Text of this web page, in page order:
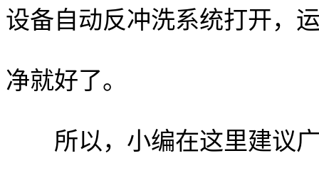
设备自动反冲洗系统打开，
净就好了。
所以，小编在这里建议广